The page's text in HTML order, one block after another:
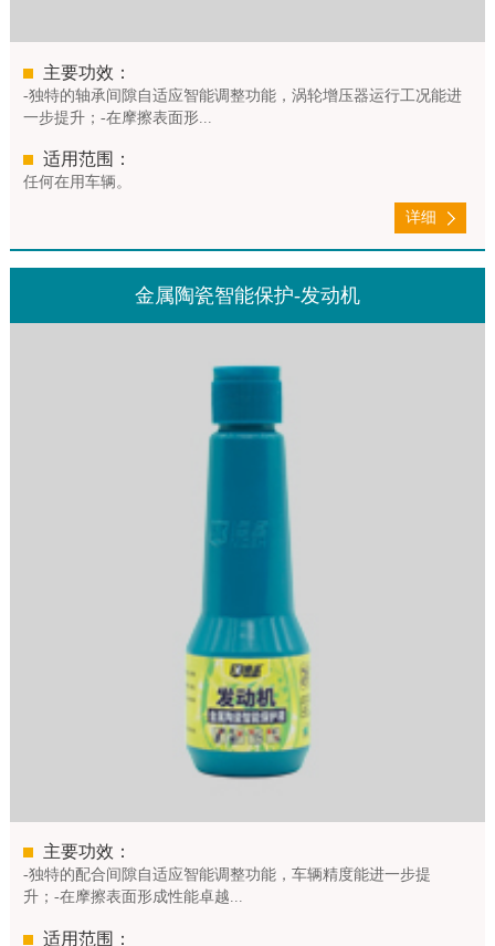
主要功效：
-独特的轴承间隙自适应智能调整功能，涡轮增压器运行工况能进
一步提升；-在摩擦表面形...
适用范围：
任何在用车辆。
详细
金属陶瓷智能保护-发动机
主要功效：
-独特的配合间隙自适应智能调整功能，车辆精度能进一步提
升；-在摩擦表面形成性能卓越...
适用范围：